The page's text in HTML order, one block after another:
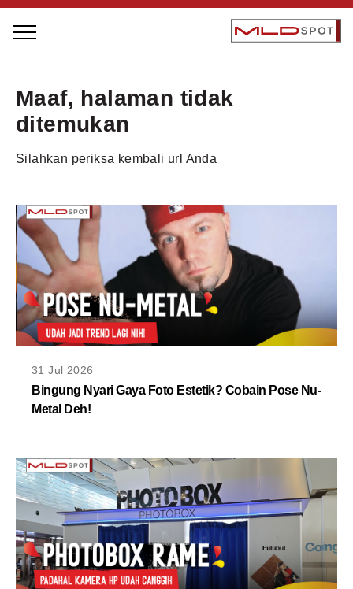
LOCAL GREATNESS
INSPIRING PRODUCTS
INSPIRING COMMUNITIES
TRENDING
EVENTS
MLDPODCAST
VIDEOS
MLDPOINTS
Maaf, halaman tidak
ditemukan
Silahkan periksa kembali url Anda
31 Jul 2026
Bingung Nyari Gaya Foto Estetik? Cobain Pose Nu-
Metal Deh!